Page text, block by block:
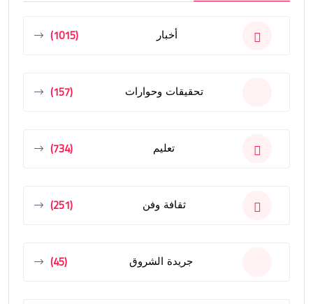
أخبار (1015)
تحقيقات وحوارات (157)
تعليم (734)
ثقافة وفن (251)
جريدة الشروق (45)